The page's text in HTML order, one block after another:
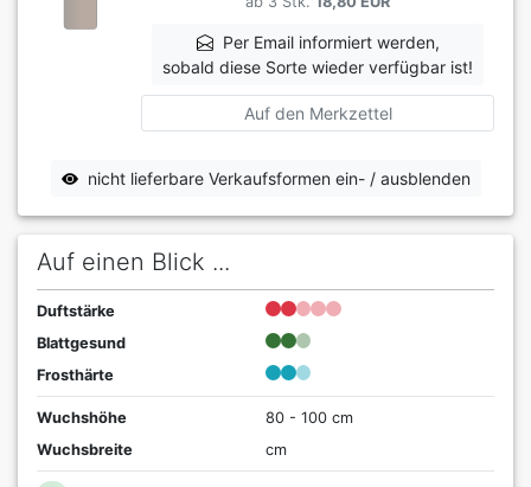
Per Email informiert werden,
sobald diese Sorte wieder verfügbar ist!
Auf den Merkzettel
nicht lieferbare Verkaufsformen ein- / ausblenden
Auf einen Blick ...
Duftstärke
Blattgesund
Frosthärte
Wuchshöhe
80 - 100 cm
Wuchsbreite
cm